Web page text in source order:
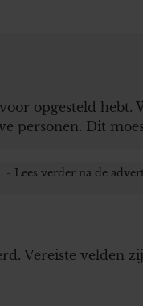
opgesteld
personen. Dit
Vereiste velden